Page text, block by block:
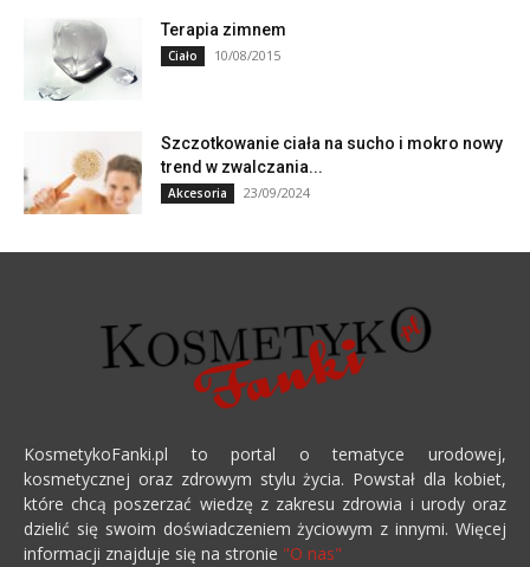
Terapia zimnem
Ciało 10/08/2015
Szczotkowanie ciała na sucho i mokro nowy
trend w zwalczania...
Akcesoria 23/09/2024
KosmetykoFanki.pl to portal o tematyce urodowej,
kosmetycznej oraz zdrowym stylu życia. Powstał dla kobiet,
które chcą poszerzać wiedzę z zakresu zdrowia i urody oraz
dzielić się swoim doświadczeniem życiowym z innymi. Więcej
informacji znajduje się na stronie "O nas"